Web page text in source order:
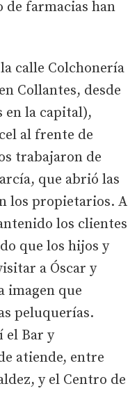
de farmacias han
calle Colchonería
Collantes, desde
en la capital),
al frente de
trabajaron de
que abrió las
los propietarios. A
los clientes
que los hijos y
a Óscar y
imagen que
peluquerías.
el Bar y
atiende, entre
y el Centro de